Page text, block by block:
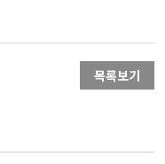
목록보기